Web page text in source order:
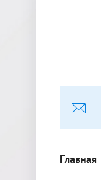
Главная